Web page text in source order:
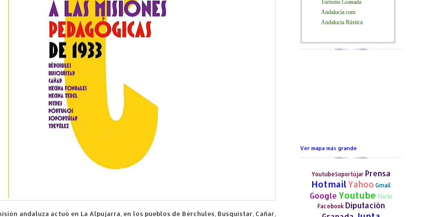
Turismo Granada
Andalucía.com
Andalucia Rústica
Ver mapa más grande
YoutubeSoportújar Prensa
Hotmail Yahoo Gmail
Google Youtube Flickr
Facebook Diputación
andaluza actuó en La Alpujarra, en los pueblos de Bérchules, Busquístar, Cañar,